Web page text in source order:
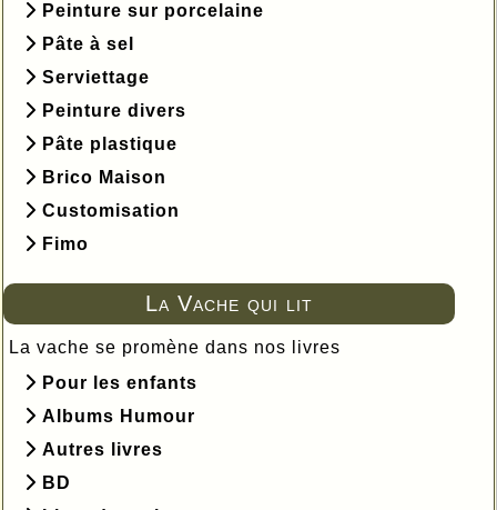
Peinture sur porcelaine
Pâte à sel
Serviettage
Peinture divers
Pâte plastique
Brico Maison
Customisation
Fimo
La Vache qui lit
La vache se promène dans nos livres
Pour les enfants
Albums Humour
Autres livres
BD